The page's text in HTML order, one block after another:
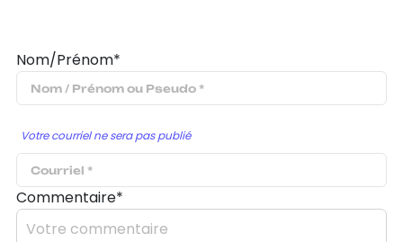
Nom/Prénom*
Votre courriel ne sera pas publié
Commentaire*